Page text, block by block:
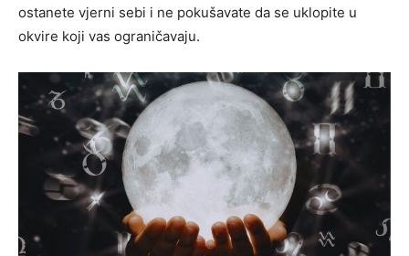
ostanete vjerni sebi i ne pokušavate da se uklopite u
okvire koji vas ograničavaju.